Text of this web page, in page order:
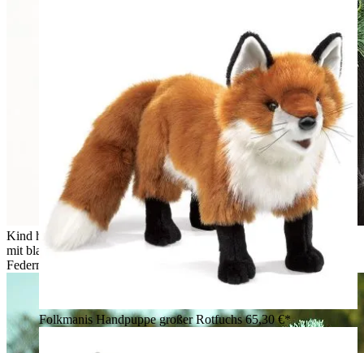
Kind hält Folkmanis Handpuppe kleiner Pfau vor sein Gesicht,
mit blauem Gefieder und grünem Rad aus Pfauenaugen-
Federn.
Folkmanis Handpuppe großer Rotfuchs65,30 €*